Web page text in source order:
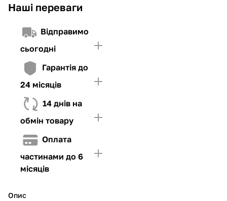
Наші переваги
Відправимо
сьогодні
Гарантія до
24 місяців
14 днів на
обмін товару
Оплата
частинами до 6
місяців
Опис